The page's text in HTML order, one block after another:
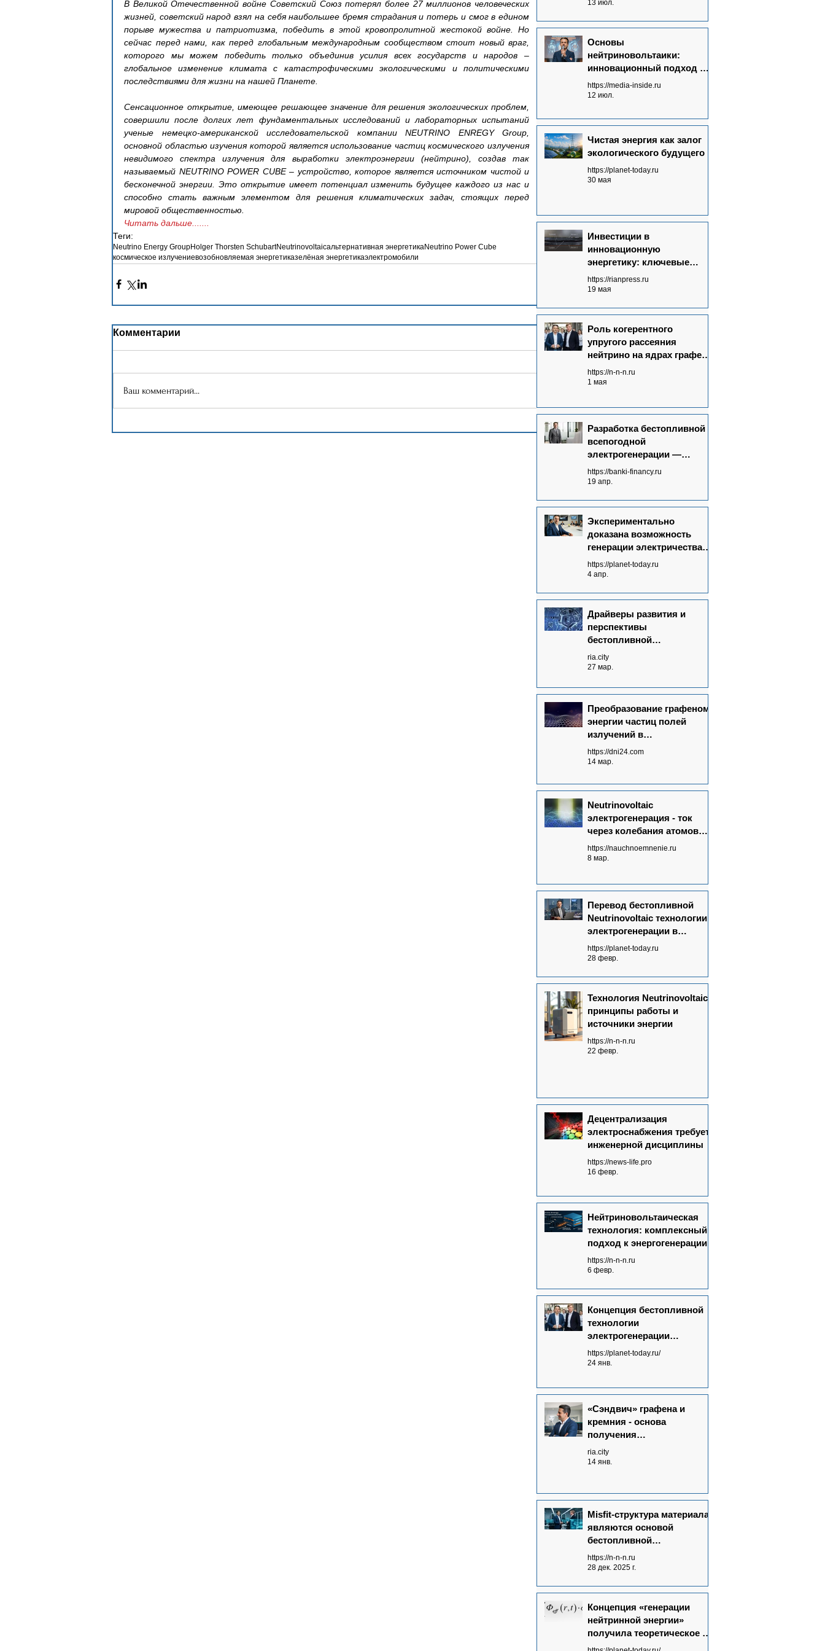
В Великой Отечественной войне Советский Союз потерял более 27 миллионов человеческих
жизней, советский народ взял на себя наибольшее бремя страдания и потерь и смог в едином
порыве мужества и патриотизма, победить в этой кровопролитной жестокой войне. Но
сейчас перед нами, как перед глобальным международным сообществом стоит новый враг,
которого мы можем победить только объединив усилия всех государств и народов –
глобальное изменение климата с катастрофическими экологическими и политическими
последствиями для жизни на нашей Планете.
Сенсационное открытие, имеющее решающее значение для решения экологических проблем,
совершили после долгих лет фундаментальных исследований и лабораторных испытаний
ученые немецко-американской исследовательской компании NEUTRINO ENREGY Group,
основной областью изучения которой является использование частиц космического излучения
невидимого спектра излучения для выработки электроэнергии (нейтрино), создав так
называемый NEUTRINO POWER CUBE – устройство, которое является источником чистой и
бесконечной энергии. Это открытие имеет потенциал изменить будущее каждого из нас и
способно стать важным элементом для решения климатических задач, стоящих перед
мировой общественностью.
Читать дальше.......
Теги:
Neutrino Energy GroupHolger Thorsten SchubartNeutrinovoltaicальтернативная энергетикаNeutrino Power Cube
космическое излучениевозобновляемая энергетиказелёная энергетикаэлектромобили
Комментарии
Ваш комментарий...
13 июл.
Основы
нейтриновольтаики:
инновационный подход к
энергетике будущего
https://media-inside.ru
12 июл.
Чистая энергия как залог
экологического будущего
https://planet-today.ru
30 мая
Инвестиции в
инновационную
энергетику: ключевые
аспекты
https://rianpress.ru
19 мая
Роль когерентного
упругого рассеяния
нейтрино на ядрах графена
в Neutrinovoltaic
технологии
https://n-n-n.ru
1 мая
Разработка бестопливной
всепогодной
электрогенерации —
запрос времени
https://banki-financy.ru
19 апр.
Экспериментально
доказана возможность
генерации электричества
без топлива от полей
излучений невидимого
https://planet-today.ru
4 апр.
Драйверы развития и
перспективы
бестопливной
электрогенерации в мире
ria.city
27 мар.
Преобразование графеном
энергии частиц полей
излучений в
электрический ток - основа
Neutrinovoltaic технологии
https://dni24.com
14 мар.
Neutrinovoltaic
электрогенерация - ток
через колебания атомов
графена
https://nauchnoemnenie.ru
8 мар.
Перевод бестопливной
Neutrinovoltaic технологии
электрогенерации в
массовое производство:
ключевые достижения
https://planet-today.ru
28 февр.
Технология Neutrinovoltaic:
принципы работы и
источники энергии
https://n-n-n.ru
22 февр.
Децентрализация
электроснабжения требует
инженерной дисциплины
https://news-life.pro
16 февр.
Нейтриновольтаическая
технология: комплексный
подход к энергогенерации
https://n-n-n.ru
6 февр.
Концепция бестопливной
технологии
электрогенерации
Neutrinovoltaic полностью
сформулирована
https://planet-today.ru/
24 янв.
«Сэндвич» графена и
кремния - основа
получения
нейтриноэлектричества
ria.city
14 янв.
Misfit-структура материала
являются основой
бестопливной
Neutrinovoltaic технологии
электрогенерации
https://n-n-n.ru
28 дек. 2025 г.
Концепция «генерации
нейтринной энергии»
получила теоретическое и
экспериментальное